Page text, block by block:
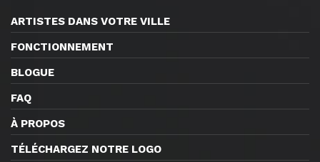
ARTISTES DANS VOTRE VILLE
FONCTIONNEMENT
BLOGUE
FAQ
À PROPOS
TÉLÉCHARGEZ NOTRE LOGO